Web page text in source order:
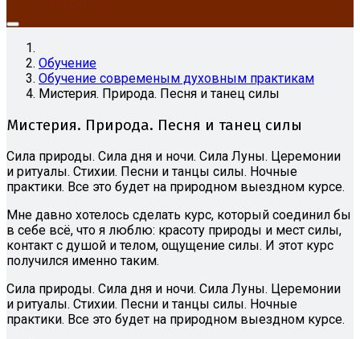
Обучение
Обучение современым духовным практикам
Мистерия. Природа. Песня и танец силы
Мистерия. Природа. Песня и танец силы
Сила природы. Сила дня и ночи. Сила Луны. Церемонии
и ритуалы. Стихии. Песни и танцы силы. Ночные
практики. Все это будет на природном выездном курсе.
Мне давно хотелось сделать курс, который соединил бы
в себе всё, что я люблю: красоту природы и мест силы,
контакт с душой и телом, ощущение силы. И этот курс
получился именно таким.
Сила природы. Сила дня и ночи. Сила Луны. Церемонии
и ритуалы. Стихии. Песни и танцы силы. Ночные
практики. Все это будет на природном выездном курсе.